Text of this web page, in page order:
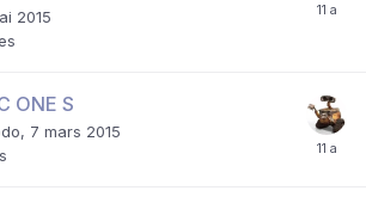
2015
ONE S
, 7 mars 2015